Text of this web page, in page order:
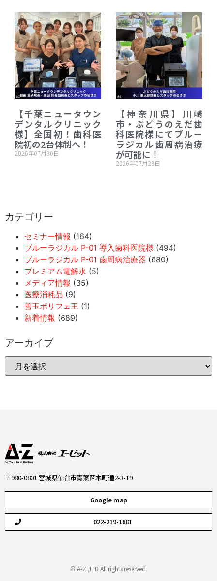
【千葉ニュータウン
デンタルクリニック
様】全国初！歯科医
院初の2台体制へ！
2026年07月30日
【神奈川県】川崎
市・ぶどうのえだ歯
科医院様にてブルー
ラジカル歯周病治療
が可能に！
2026年07月29日
カテゴリー
セミナー情報 (164)
ブルーラジカル P-01 導入歯科医院様 (494)
ブルーラジカル P-01 歯周病治療器 (680)
プレミアム電解水 (5)
メディア情報 (35)
医療消耗品 (9)
善玉ポリフェ王 (1)
新着情報 (689)
アーカイブ
〒980-0801 宮城県仙台市青葉区木町通2-3-19
Google map
022-219-1681
© A-Z.,LTD All rights reserved.